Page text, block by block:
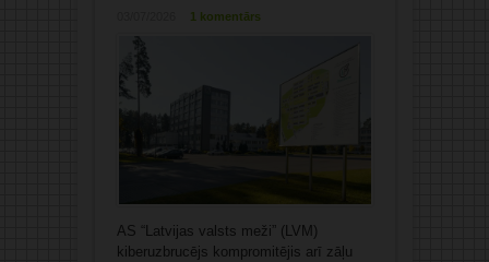
1 komentārs
AS “Latvijas valsts meži” (LVM)
kiberuzbrucējs kompromitējis arī zāļu